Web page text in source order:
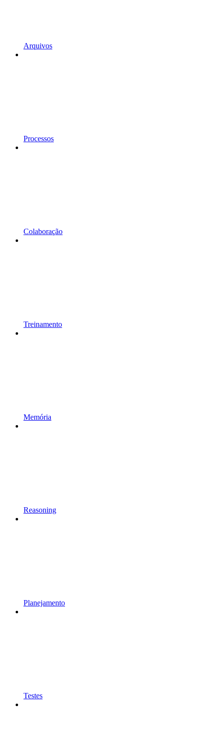
Arquivos
Processos
Colaboração
Treinamento
Memória
Reasoning
Planejamento
Testes